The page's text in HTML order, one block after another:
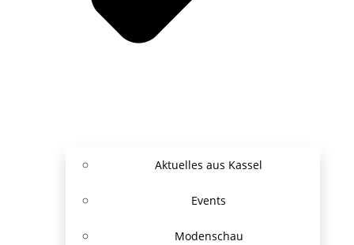
Aktuelles aus Kassel
Events
Modenschau